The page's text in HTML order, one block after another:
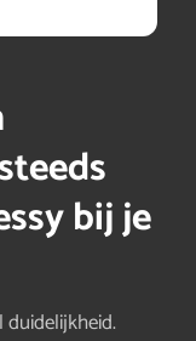
bij je
duidelijkheid.